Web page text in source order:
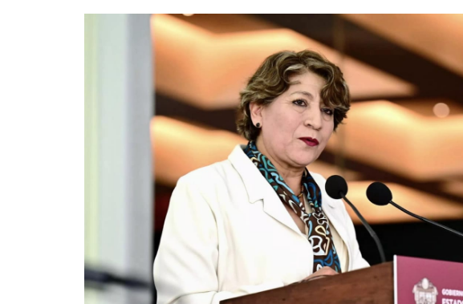
Noticias
Para ti
Contacto